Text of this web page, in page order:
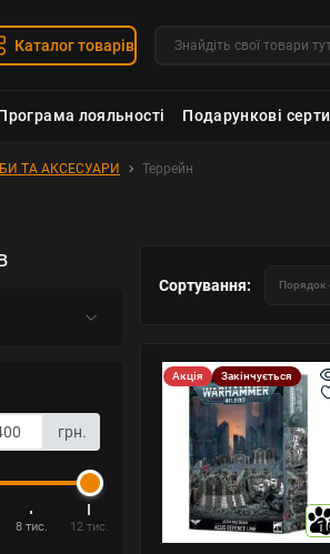
Каталог товарів
лояльності Подарункові
ТА АКСЕСУАРИ Террейн
грн.
8 тис. 12 тис.
Сортування:
Акція Закінчується